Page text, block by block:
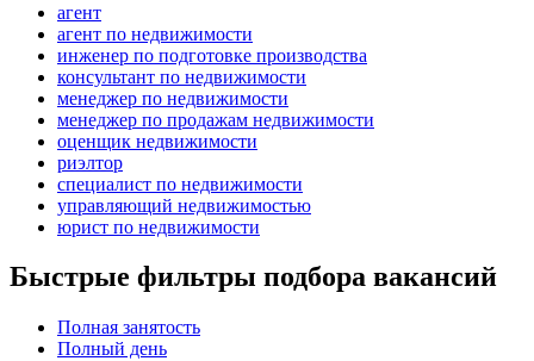
агент
агент по недвижимости
инженер по подготовке производства
консультант по недвижимости
менеджер по недвижимости
менеджер по продажам недвижимости
оценщик недвижимости
риэлтор
специалист по недвижимости
управляющий недвижимостью
юрист по недвижимости
Быстрые фильтры подбора вакансий
Полная занятость
Полный день